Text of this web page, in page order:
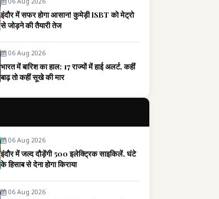
06 Aug 2026
इंदौर में सफर होगा आसान! कुमेड़ी ISBT को मेट्रो
से जोड़ने की तैयारी तेज
06 Aug 2026
भारत में बारिश का हाल: 17 राज्यों में हाई अलर्ट, कहीं
बाढ़ तो कहीं सूखे की मार
06 Aug 2026
इंदौर में जल्द दौड़ेंगी 500 इलेक्ट्रिक साइकिलें, घंटे
के हिसाब से देना होगा किराया
06 Aug 2026